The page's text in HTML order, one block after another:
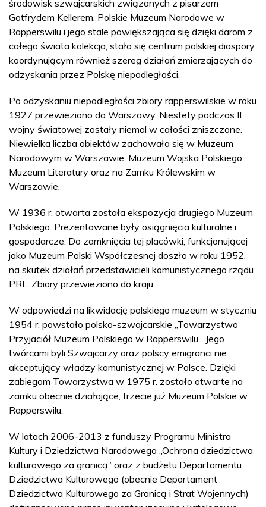
środowisk szwajcarskich związanych z pisarzem
Gotfrydem Kellerem. Polskie Muzeum Narodowe w
Rapperswilu i jego stale powiększająca się dzięki darom z
całego świata kolekcja, stało się centrum polskiej diaspory,
koordynującym również szereg działań zmierzających do
odzyskania przez Polskę niepodległości.
Po odzyskaniu niepodległości zbiory rapperswilskie w roku
1927 przewieziono do Warszawy. Niestety podczas II
wojny światowej zostały niemal w całości zniszczone.
Niewielka liczba obiektów zachowała się w Muzeum
Narodowym w Warszawie, Muzeum Wojska Polskiego,
Muzeum Literatury oraz na Zamku Królewskim w
Warszawie.
W 1936 r. otwarta została ekspozycja drugiego Muzeum
Polskiego. Prezentowane były osiągnięcia kulturalne i
gospodarcze. Do zamknięcia tej placówki, funkcjonującej
jako Muzeum Polski Współczesnej doszło w roku 1952,
na skutek działań przedstawicieli komunistycznego rządu
PRL. Zbiory przewieziono do kraju.
W odpowiedzi na likwidację polskiego muzeum w styczniu
1954 r. powstało polsko-szwajcarskie „Towarzystwo
Przyjaciół Muzeum Polskiego w Rapperswilu”. Jego
twórcami byli Szwajcarzy oraz polscy emigranci nie
akceptujący władzy komunistycznej w Polsce. Dzięki
zabiegom Towarzystwa w 1975 r. zostało otwarte na
zamku obecnie działające, trzecie już Muzeum Polskie w
Rapperswilu.
W latach 2006-2013 z funduszy Programu Ministra
Kultury i Dziedzictwa Narodowego „Ochrona dziedzictwa
kulturowego za granicą” oraz z budżetu Departamentu
Dziedzictwa Kulturowego (obecnie Departament
Dziedzictwa Kulturowego za Granicą i Strat Wojennych)